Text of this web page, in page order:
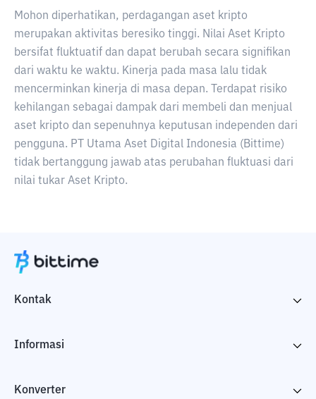
Mohon diperhatikan, perdagangan aset kripto
merupakan aktivitas beresiko tinggi. Nilai Aset Kripto
bersifat fluktuatif dan dapat berubah secara signifikan
dari waktu ke waktu. Kinerja pada masa lalu tidak
mencerminkan kinerja di masa depan. Terdapat risiko
kehilangan sebagai dampak dari membeli dan menjual
aset kripto dan sepenuhnya keputusan independen dari
pengguna. PT Utama Aset Digital Indonesia (Bittime)
tidak bertanggung jawab atas perubahan fluktuasi dari
nilai tukar Aset Kripto.
Kontak
Informasi
Konverter